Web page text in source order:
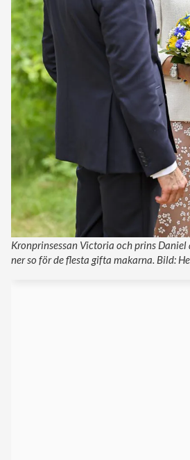
Kronprinsessan Victoria och prins Daniel
ner so för de flesta gifta makarna. Bild: